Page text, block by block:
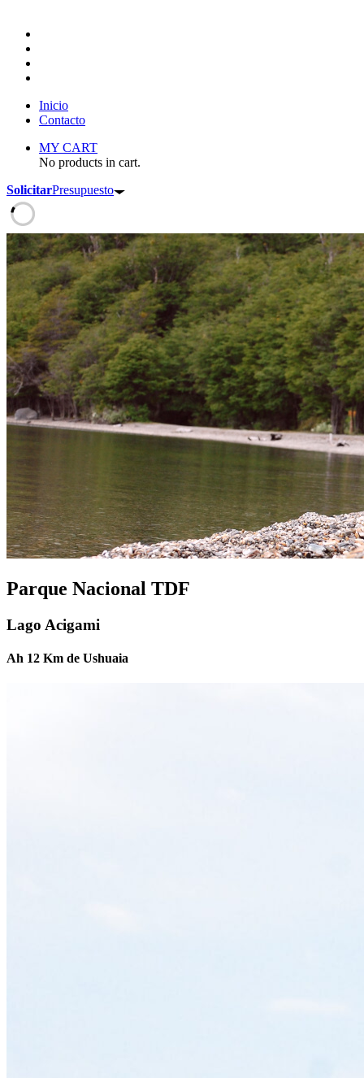
Inicio
Contacto
MY CART
No products in cart.
SolicitarPresupuesto
Parque Nacional TDF
Lago Acigami
Ah 12 Km de Ushuaia